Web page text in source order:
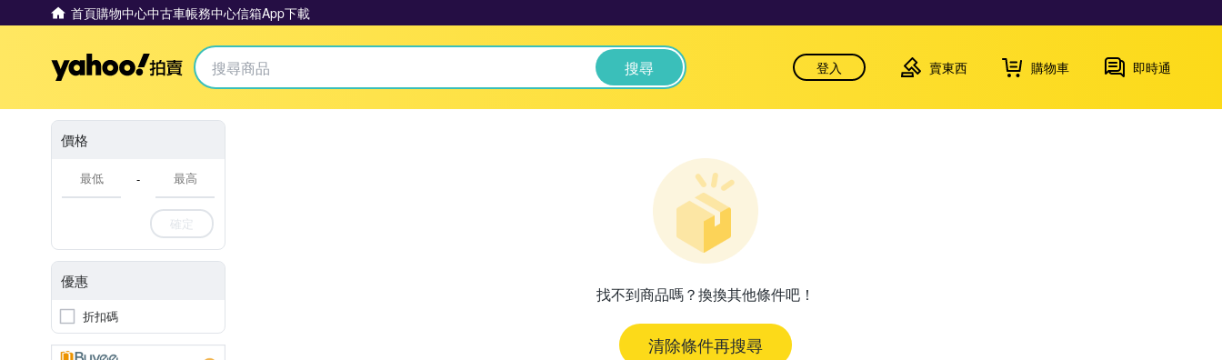
首頁購物中心中古車帳務中心信箱App下載
Yahoo拍賣 搜尋 登入 賣東西 購物車 即時通
價格
-
確定
優惠
折扣碼
找不到商品嗎？換換其他條件吧！
清除條件再搜尋